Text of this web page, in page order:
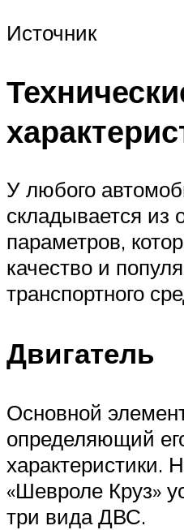
Источник
У любого
складывается из
параметров,
качество и
транспортного
Двигатель
Основной
определяющий
характеристики.
«Шевроле Круз»
три вида ДВС.